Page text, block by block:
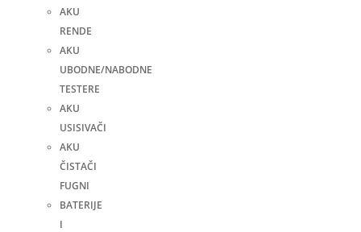
AKU
RENDE
AKU
UBODNE/NABODNE
TESTERE
AKU
USISIVAČI
AKU
ČISTAČI
FUGNI
BATERIJE
I